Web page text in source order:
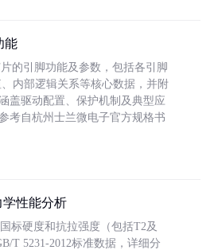
能
的引脚功能及参数，包括各引脚
内部逻辑关系等核心数据，并附
盖驱动配置、保护机制及典型应
考自杭州士兰微电子官方规格书
性能分析
标硬度和抗拉强度（包括T2及
T 5231-2012标准数据，详细分